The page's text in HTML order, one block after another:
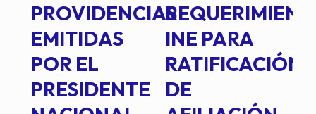
PROVIDENCIAS
EMITIDAS
POR EL
PRESIDENTE
INE PARA
RATIFICACIÓN
DE